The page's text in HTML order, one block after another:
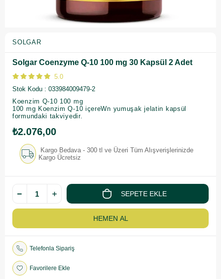
SOLGAR
Solgar Coenzyme Q-10 100 mg 30 Kapsül 2 Adet
5.0
Stok Kodu
033984009479-2
Koenzim Q-10 100 mg
100 mg Koenzim Q-10 içereWn yumuşak jelatin kapsül
formundaki takviyedir.
₺2.076,00
Kargo Bedava - 300 tl ve Üzeri Tüm Alışverişlerinizde
Kargo Ücretsiz
Telefonla Sipariş
Favorilere Ekle